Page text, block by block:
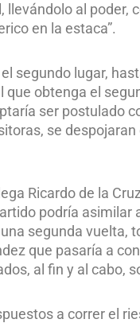
al poder,
en la estaca”.
segundo lugar,
obtenga el
ser postulado
se
Ricardo de la
podría
segunda vuelta,
que pasaría a
al fin y al cabo,
a correr el